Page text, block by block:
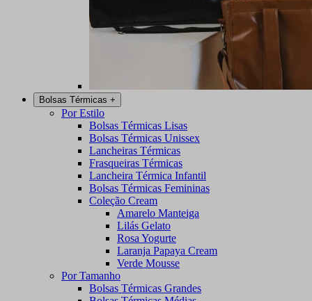
Bolsas Térmicas +
Por Estilo
Bolsas Térmicas Lisas
Bolsas Térmicas Unissex
Lancheiras Térmicas
Frasqueiras Térmicas
Lancheira Térmica Infantil
Bolsas Térmicas Femininas
Coleção Cream
Amarelo Manteiga
Lilás Gelato
Rosa Yogurte
Laranja Papaya Cream
Verde Mousse
Por Tamanho
Bolsas Térmicas Grandes